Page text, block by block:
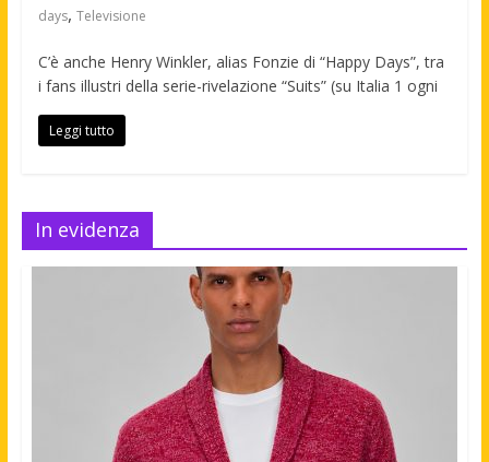
days, Televisione
C’è anche Henry Winkler, alias Fonzie di “Happy Days”, tra
i fans illustri della serie-rivelazione “Suits” (su Italia 1 ogni
Leggi tutto
In evidenza